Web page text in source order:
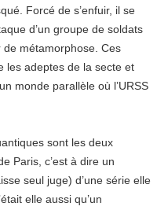
Forcé de s’enfuir, il se
d’un groupe de soldats
de métamorphose. Ces
les adeptes de la secte et
monde parallèle où l’URSS
sont les deux
Paris, c’est à dire un
seul juge) d’une série elle
elle aussi qu’un